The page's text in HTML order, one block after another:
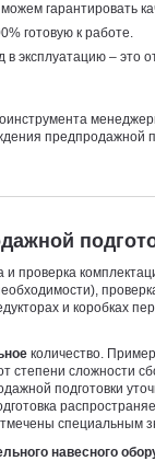
гарантировать
готовую к работе.
в эксплуатацию – это
предпродажной
и проверка
и коробках
количество.
степени сложности
подготовки
специальным
навесного